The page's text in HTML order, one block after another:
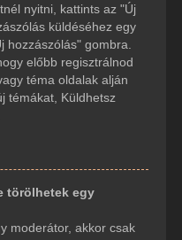
nyitni, kattints az "Új
küldéséhez egy
hozzászólás" gombra.
előbb regisztrálnod
téma oldalak alján
témákat, Küldhetsz
törölhetek egy
moderátor, akkor csak